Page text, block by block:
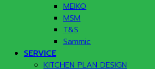
MEIKO
MSM
T&S
Sammic
SERVICE
KITCHEN PLAN DESIGN